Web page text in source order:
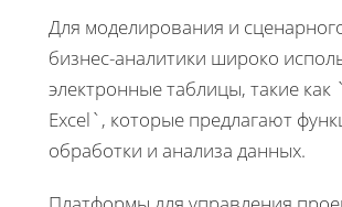
Для моделирования и
бизнес-аналитики широко
электронные таблицы, такие
Excel`, которые предлагают
обработки и анализа данных.